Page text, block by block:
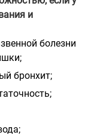
и
болезни
бронхит;